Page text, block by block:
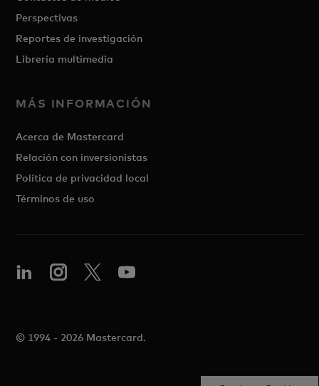
Perspectivas
Reportes de investigación
Librería multimedia
MÁS INFORMACIÓN
Acerca de Mastercard
Relación con inversionistas
Política de privacidad local
Términos de uso
© 1994 - 2026 Mastercard.